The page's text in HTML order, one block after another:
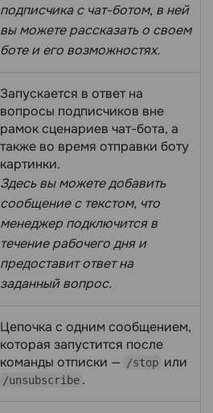
подписчика с чат-ботом, в ней
вы можете рассказать о своем
боте и его возможностях.
Запускается в ответ на
вопросы подписчиков вне
рамок сценариев чат-бота, а
также во время отправки боту
картинки.
Здесь вы можете добавить
сообщение с текстом, что
менеджер подключится в
течение рабочего дня и
предоставит ответ на
заданный вопрос.
Цепочка с одним сообщением,
которая запустится после
команды отписки —
/stop или
/unsubscribe .